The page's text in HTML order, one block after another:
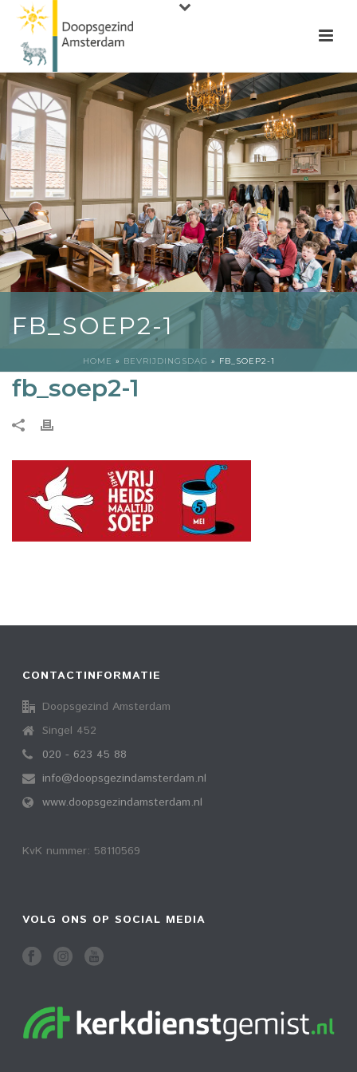
FB_SOEP2-1
HOME » BEVRIJDINGSDAG » FB_SOEP2-1
fb_soep2-1
CONTACTINFORMATIE
Doopsgezind Amsterdam
Singel 452
020 - 623 45 88
info@doopsgezindamsterdam.nl
www.doopsgezindamsterdam.nl
KvK nummer: 58110569
VOLG ONS OP SOCIAL MEDIA